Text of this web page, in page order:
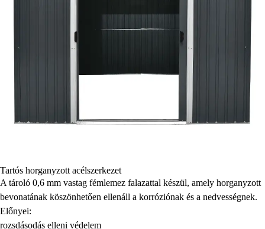
Tartós horganyzott acélszerkezet
A tároló 0,6 mm vastag fémlemez falazattal készül, amely horganyzott
bevonatának köszönhetően ellenáll a korróziónak és a nedvességnek.
Előnyei:
rozsdásodás elleni védelem